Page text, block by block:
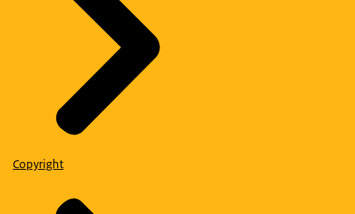
Copyright